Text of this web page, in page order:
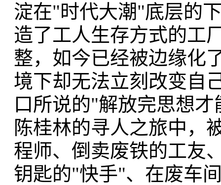
淀在"时代大潮"底层的
造了工人生存方式的工
整，如今已经被边缘化
境下却无法立刻改变自
口所说的"解放完思想
陈桂林的寻人之旅中，
程师、倒卖废铁的工友
钥匙的"快手"、在废车